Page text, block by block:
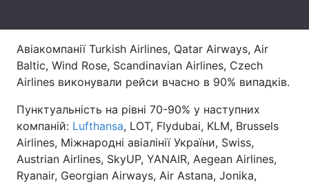
Тема оформлення
Авіакомпанії Turkish Airlines, Qatar Airways, Air
Baltic, Wind Rose, Scandinavian Airlines, Czech
Airlines виконували рейси вчасно в 90% випадків.
Пунктуальність на рівні 70-90% у наступних
компаній: Lufthansa, LOT, Flydubai, KLM, Brussels
Airlines, Міжнародні авіалінії України, Swiss,
Austrian Airlines, SkyUP, YANAIR, Aegean Airlines,
Ryanair, Georgian Airways, Air Astana, Jonika,